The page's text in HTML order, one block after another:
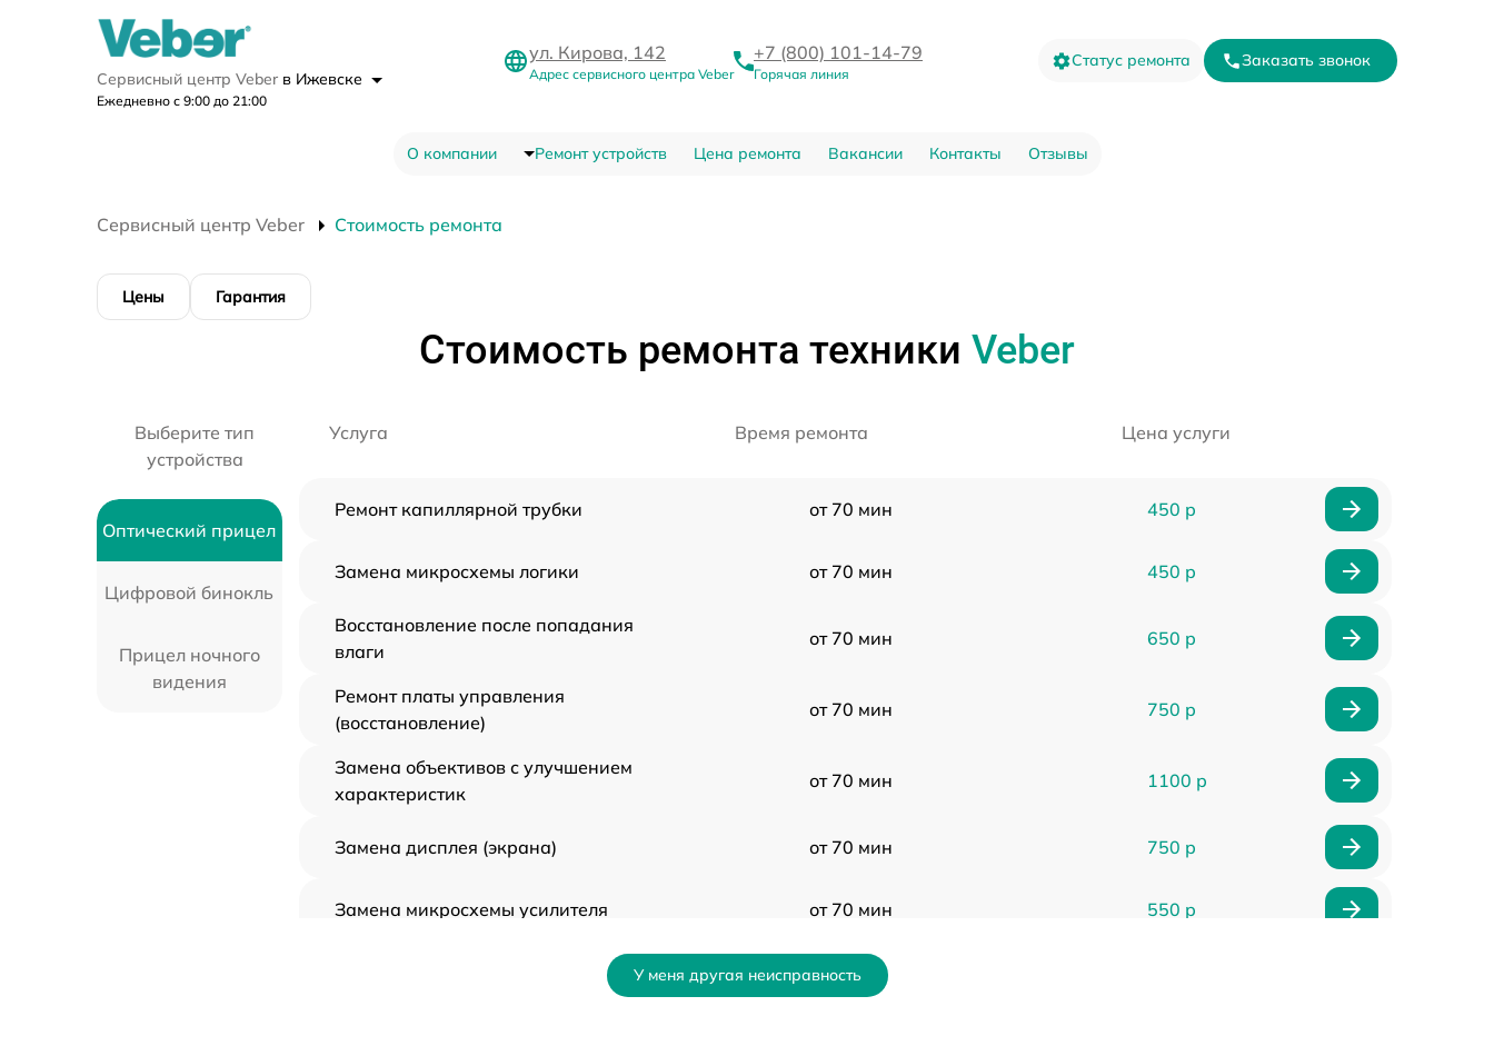
Сервисный центр Veber в Ижевске
Ежедневно с 9:00 до 21:00
ул. Кирова, 142
Адрес сервисного центра Veber
+7 (800) 101-14-79
Горячая линия
Статус ремонта Заказать звонок
О компании Ремонт устройств Цена ремонта Вакансии Контакты Отзывы
Сервисный центр Veber Стоимость ремонта
Цены Гарантия
Стоимость ремонта техники Veber
Выберите тип
устройства
Оптический прицел
Цифровой бинокль
Прицел ночного
видения
Услуга Время ремонта Цена услуги
Ремонт капиллярной трубки от 70 мин 450 р
Замена микросхемы логики от 70 мин 450 р
Восстановление после попадания
влаги
от 70 мин 650 р
Ремонт платы управления
(восстановление)
от 70 мин 750 р
Замена объективов с улучшением
характеристик
от 70 мин 1100 р
Замена дисплея (экрана) от 70 мин 750 р
Замена микросхемы усилителя от 70 мин 550 р
от 70 мин
У меня другая неисправность